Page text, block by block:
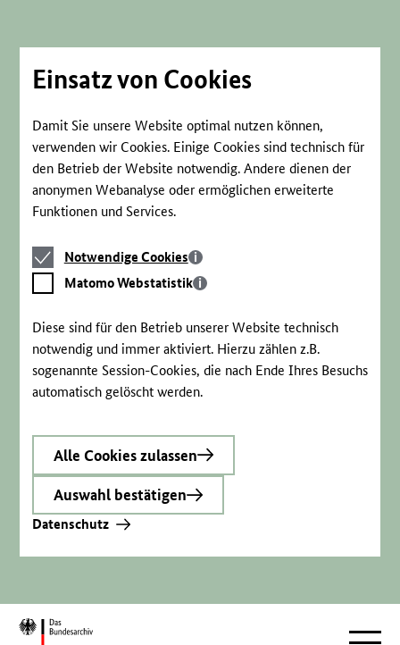
Einsatz von Cookies
Damit Sie unsere Website optimal nutzen können,
verwenden wir Cookies. Einige Cookies sind technisch für
den Betrieb der Website notwendig. Andere dienen der
anonymen Webanalyse oder ermöglichen erweiterte
Funktionen und Services.
Notwendige
Cookies
Notwendige Cookies
Matomo
Webstatistik
Matomo Webstatistik
Diese sind für den Betrieb unserer Website technisch
notwendig und immer aktiviert. Hierzu zählen z.B.
sogenannte Session-Cookies, die nach Ende Ihres Besuchs
automatisch gelöscht werden.
Alle Cookies zulassen
Auswahl bestätigen
Datenschutz
Zur